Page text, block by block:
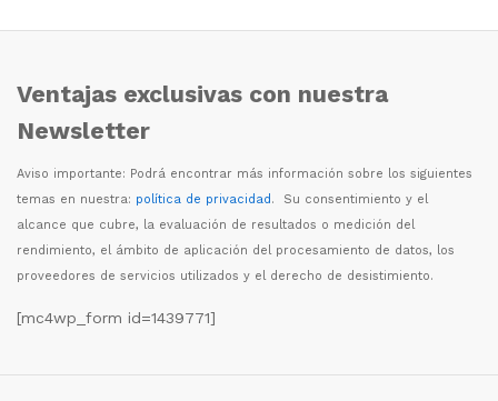
Ventajas exclusivas con nuestra
Newsletter
Aviso importante: Podrá encontrar más información sobre los siguientes
temas en nuestra: política de privacidad. Su consentimiento y el
alcance que cubre, la evaluación de resultados o medición del
rendimiento, el ámbito de aplicación del procesamiento de datos, los
proveedores de servicios utilizados y el derecho de desistimiento.
[mc4wp_form id=1439771]